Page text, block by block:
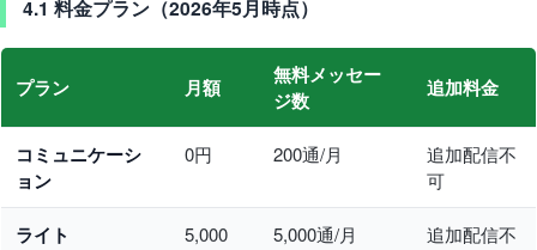
4.1 料金プラン（2026年5月時点）
プラン 月額
無料メッセー
ジ数
追加料金
コミュニケーシ
ョン
0円 200通/月
追加配信不
可
ライト
5,000
5,000通/月
追加配信不